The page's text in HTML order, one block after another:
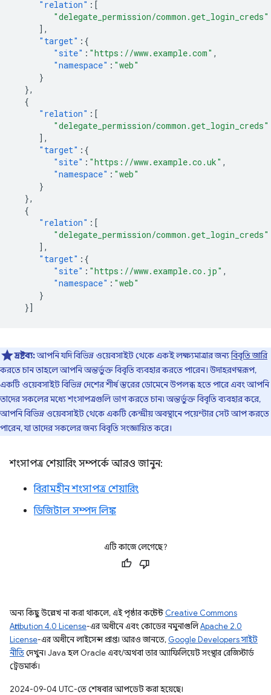
"relation" :[
"delegate_permission/common.get_login_creds"
],
"target" :{
"site" : "https://www.example.com" ,
"namespace" : "web"
}
},
{
"relation" :[
"delegate_permission/common.get_login_creds"
],
"target" :{
"site" : "https://www.example.co.uk" ,
"namespace" : "web"
}
},
{
"relation" :[
"delegate_permission/common.get_login_creds"
],
"target" :{
"site" : "https://www.example.co.jp" ,
"namespace" : "web"
}
}]
দ্রষ্টব্য:আপনি যদি বিভিন্ন ওয়েবসাইট থেকে একই লক্ষ্যমাত্রার জন্যবিবৃতি জারি
করতে চান তাহলে আপনি অন্তর্ভুক্ত বিবৃতি ব্যবহার করতে পারেন। উদাহরণস্বরূপ,
একটি ওয়েবসাইট বিভিন্ন দেশের শীর্ষ স্তরের ডোমেনে উপলব্ধ হতে পারে এবং আপনি
তাদের সকলের মধ্যে শংসাপত্রগুলি ভাগ করতে চান৷ অন্তর্ভুক্ত বিবৃতি ব্যবহার করে,
আপনি বিভিন্ন ওয়েবসাইট থেকে একটি কেন্দ্রীয় অবস্থানে পয়েন্টার সেট আপ করতে
পারেন, যা তাদের সকলের জন্য বিবৃতি সংজ্ঞায়িত করে।
শংসাপত্র শেয়ারিং সম্পর্কে আরও জানুন:
বিরামহীন শংসাপত্র শেয়ারিং
ডিজিটাল সম্পদ লিঙ্ক
এটি কাজে লেগেছে?
অন্য কিছু উল্লেখ না করা থাকলে, এই পৃষ্ঠার কন্টেন্ট Creative Commons
Attribution 4.0 License-এর অধীনে এবং কোডের নমুনাগুলিApache 2.0
License-এর অধীনে লাইসেন্স প্রাপ্ত। আরও জানতে, Google Developers সাইট
নীতিদেখুন। Java হল Oracle এবং/অথবা তার অ্যাফিলিয়েট সংস্থার রেজিস্টার্ড
ট্রেডমার্ক।
2024-09-04 UTC-তে শেষবার আপডেট করা হয়েছে।